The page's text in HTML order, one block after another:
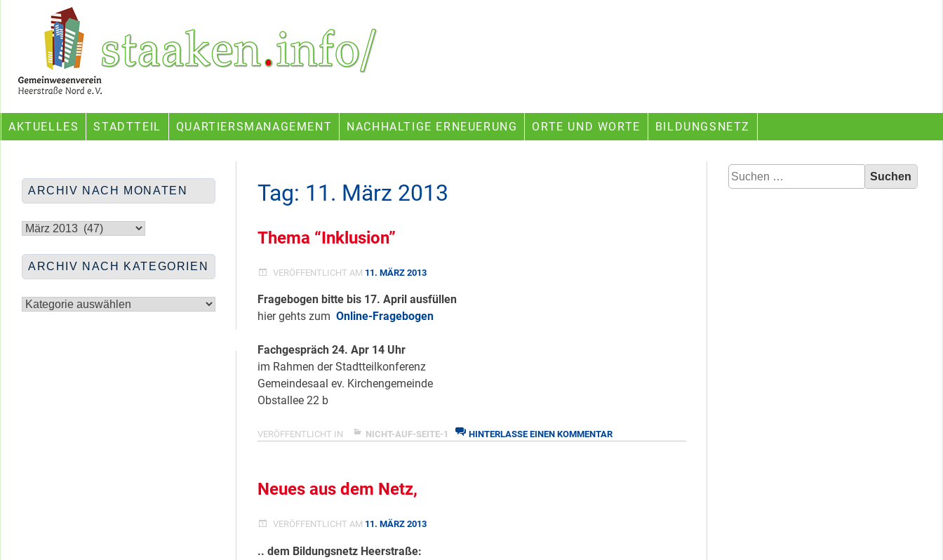
Ein Projekt des Gemeinwesenvereins Heerstraße Nord
AKTUELLES STADTTEIL QUARTIERSMANAGEMENT NACHHALTIGE ERNEUERUNG ORTE UND WORTE BILDUNGSNETZ
Tag: 11. März 2013
Thema “Inklusion”
VERÖFFENTLICHT AM 11. MÄRZ 2013
Fragebogen bitte bis 17. April ausfüllen
hier gehts zum Online-Fragebogen
Fachgespräch 24. Apr 14 Uhr
im Rahmen der Stadtteilkonferenz
Gemeindesaal ev. Kirchengemeinde
Obstallee 22 b
VERÖFFENTLICHT IN NICHT-AUF-SEITE-1 HINTERLASSE EINEN KOMMENTARZU
Neues aus dem Netz,
VERÖFFENTLICHT AM 11. MÄRZ 2013
.. dem Bildungsnetz Heerstraße:
ARCHIV NACH MONATEN
nach
ARCHIV NACH KATEGORIEN
nach
Suchen
nach: